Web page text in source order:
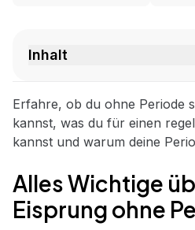
Inhalt
Erfahre, ob du ohne Periode
kannst, was du für einen
kannst und warum deine
Alles Wichtige
Eisprung ohne